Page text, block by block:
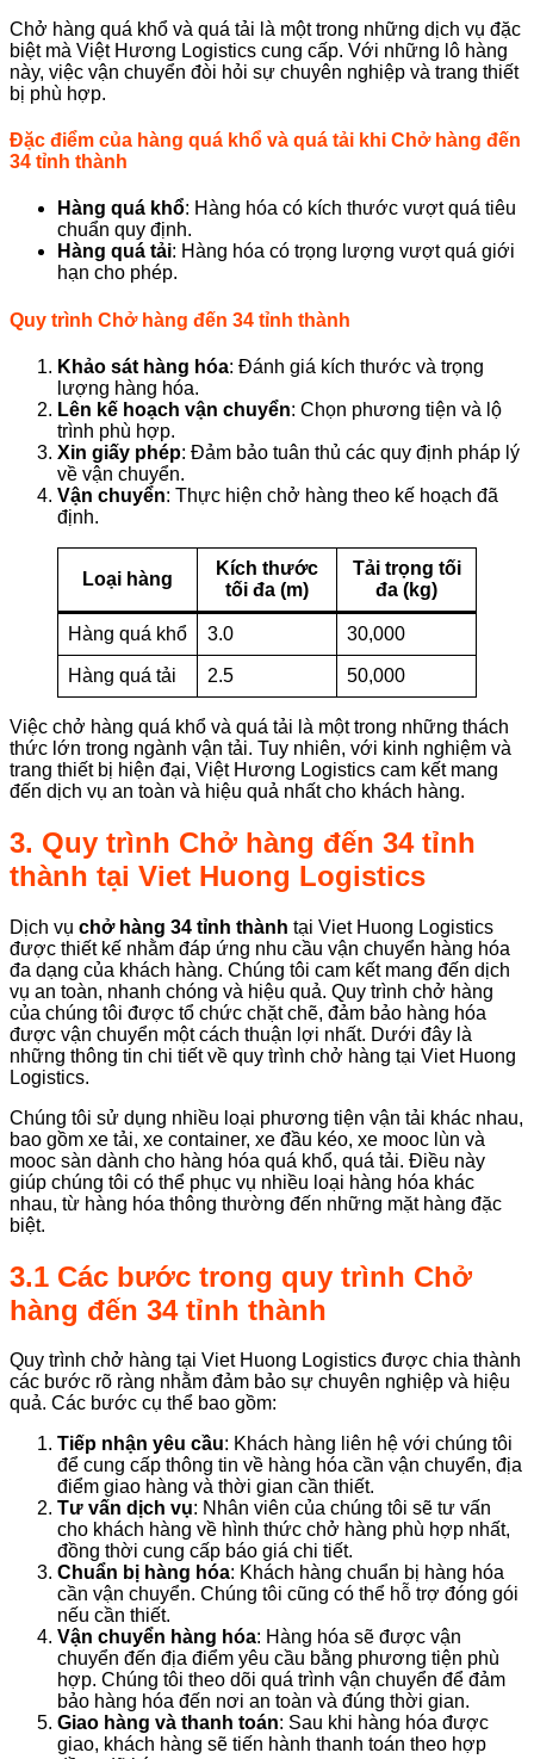
Chở hàng quá khổ và quá tải là một trong những dịch vụ đặc
biệt mà Việt Hương Logistics cung cấp. Với những lô hàng
này, việc vận chuyển đòi hỏi sự chuyên nghiệp và trang thiết
bị phù hợp.
Đặc điểm của hàng quá khổ và quá tải khi Chở hàng đến
34 tỉnh thành
Hàng quá khổ: Hàng hóa có kích thước vượt quá tiêu
chuẩn quy định.
Hàng quá tải: Hàng hóa có trọng lượng vượt quá giới
hạn cho phép.
Quy trình Chở hàng đến 34 tỉnh thành
Khảo sát hàng hóa: Đánh giá kích thước và trọng
lượng hàng hóa.
Lên kế hoạch vận chuyển: Chọn phương tiện và lộ
trình phù hợp.
Xin giấy phép: Đảm bảo tuân thủ các quy định pháp lý
về vận chuyển.
Vận chuyển: Thực hiện chở hàng theo kế hoạch đã
định.
Loại hàng
Kích thước
tối đa (m)
Tải trọng tối
đa (kg)
Hàng quá khổ 3.0 30,000
Hàng quá tải 2.5 50,000
Việc chở hàng quá khổ và quá tải là một trong những thách
thức lớn trong ngành vận tải. Tuy nhiên, với kinh nghiệm và
trang thiết bị hiện đại, Việt Hương Logistics cam kết mang
đến dịch vụ an toàn và hiệu quả nhất cho khách hàng.
3. Quy trình Chở hàng đến 34 tỉnh
thành tại Viet Huong Logistics
Dịch vụ chở hàng 34 tỉnh thành tại Viet Huong Logistics
được thiết kế nhằm đáp ứng nhu cầu vận chuyển hàng hóa
đa dạng của khách hàng. Chúng tôi cam kết mang đến dịch
vụ an toàn, nhanh chóng và hiệu quả. Quy trình chở hàng
của chúng tôi được tổ chức chặt chẽ, đảm bảo hàng hóa
được vận chuyển một cách thuận lợi nhất. Dưới đây là
những thông tin chi tiết về quy trình chở hàng tại Viet Huong
Logistics.
Chúng tôi sử dụng nhiều loại phương tiện vận tải khác nhau,
bao gồm xe tải, xe container, xe đầu kéo, xe mooc lùn và
mooc sàn dành cho hàng hóa quá khổ, quá tải. Điều này
giúp chúng tôi có thể phục vụ nhiều loại hàng hóa khác
nhau, từ hàng hóa thông thường đến những mặt hàng đặc
biệt.
3.1 Các bước trong quy trình Chở
hàng đến 34 tỉnh thành
Quy trình chở hàng tại Viet Huong Logistics được chia thành
các bước rõ ràng nhằm đảm bảo sự chuyên nghiệp và hiệu
quả. Các bước cụ thể bao gồm:
Tiếp nhận yêu cầu: Khách hàng liên hệ với chúng tôi
để cung cấp thông tin về hàng hóa cần vận chuyển, địa
điểm giao hàng và thời gian cần thiết.
Tư vấn dịch vụ: Nhân viên của chúng tôi sẽ tư vấn
cho khách hàng về hình thức chở hàng phù hợp nhất,
đồng thời cung cấp báo giá chi tiết.
Chuẩn bị hàng hóa: Khách hàng chuẩn bị hàng hóa
cần vận chuyển. Chúng tôi cũng có thể hỗ trợ đóng gói
nếu cần thiết.
Vận chuyển hàng hóa: Hàng hóa sẽ được vận
chuyển đến địa điểm yêu cầu bằng phương tiện phù
hợp. Chúng tôi theo dõi quá trình vận chuyển để đảm
bảo hàng hóa đến nơi an toàn và đúng thời gian.
Giao hàng và thanh toán: Sau khi hàng hóa được
giao, khách hàng sẽ tiến hành thanh toán theo hợp